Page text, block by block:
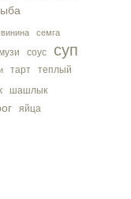
семга
соус суп
тарт
теплый
шашлык
яйца